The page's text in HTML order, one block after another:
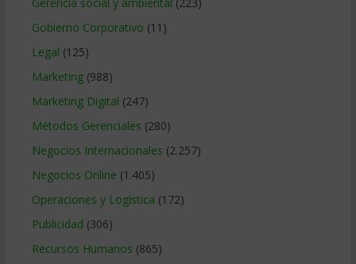
Gobierno Corporativo (11)
Legal (125)
Marketing(988)
Marketing Digital (247)
Métodos Gerenciales (280)
Negocios Internacionales (2.257)
Negocios Online (1.405)
Operaciones y Logística (172)
Publicidad (306)
Recursos Humanos (865)